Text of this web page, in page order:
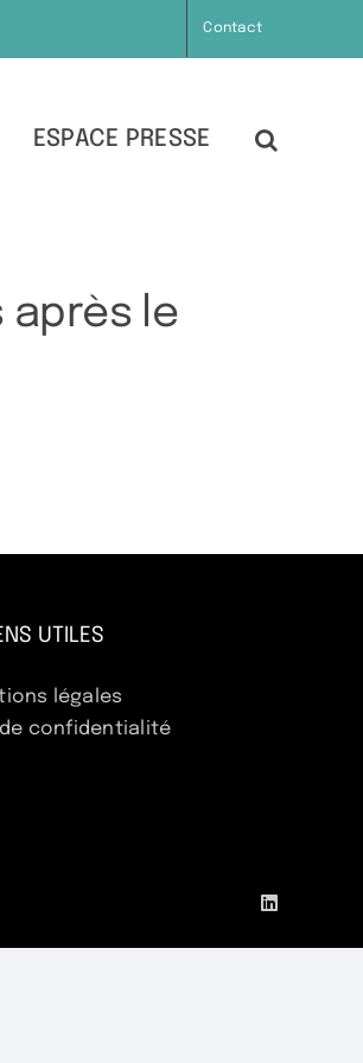
Contact
ESPACE PRESSE
après le
UTILES
légales
confidentialité
LinkedIn